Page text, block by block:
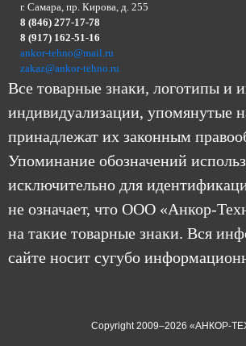
г. Самара, пр. Кирова, д. 255
8 (846) 277-17-78
8 (917) 162-51-16
ankor-tehno@mail.ru
zakaz@ankor-tehno.ru
Все товарные знаки, логотипы и
индивидуализации, упомянутые
принадлежат их законным
Упоминание обозначений
исключительно для
не означает, что ООО «Анкор-
на такие товарные знаки. Вся
сайте носит сугубо
Copyright 2009–2026 «АНКОР-